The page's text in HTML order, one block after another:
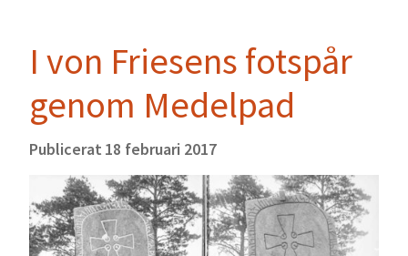
I von Friesens fotspår
genom Medelpad
Publicerat 18 februari 2017